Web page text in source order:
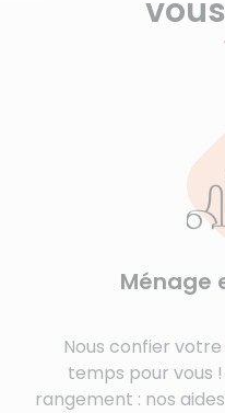
vous
Ménage
Nous confier votre
temps pour vous
rangement : nos